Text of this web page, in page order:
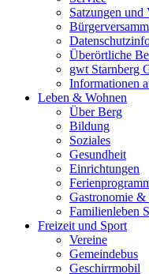
Satzungen und
Überörtliche
gwt Starnberg
Informationen
Leben & Wohnen
Über Berg
Bildung
Soziales
Gesundheit
Einrichtungen
Gastronomie
Familienleben
Freizeit und Sport
Vereine
Gemeindebus
Geschirrmobil